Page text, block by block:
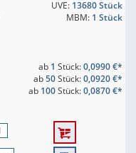
UVE: 13680 Stück
MBM: 1 Stück
ab 1 Stück:0,0990 €*
ab50Stück:0,0920 €*
ab 100Stück:0,0870 €*